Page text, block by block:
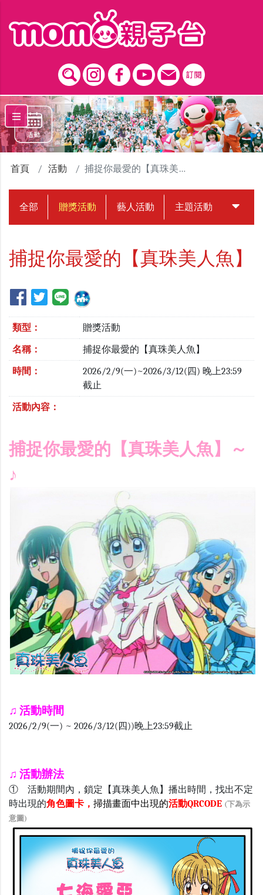
首頁 活動 捕捉你最愛的【真珠美人魚】
全部 贈獎活動 藝人活動 主題活動 中獎名
捕捉你最愛的【真珠美人魚】
類型： 贈獎活動
名稱： 捕捉你最愛的【真珠美人魚】
時間：
2026/2/9(一)~2026/3/12(四) 晚上23:59
截止
活動內容：
捕捉你最愛的【真珠美人魚】
～
♪
♫ 活動時間
2026/2/9(一) ~ 2026/3/12(四))晚上23:59截止
♫ 活動辦法
① 活動期間內，鎖定【真珠美人魚】播出時間，找出不定
時出現的角色圖卡， 掃描畫面中出現的活動QRCODE (下為示
意圖)